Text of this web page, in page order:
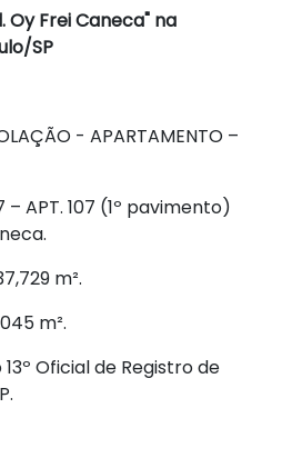
Frei Caneca" na
SP
- APARTAMENTO –
– APT. 107 (1º pavimento)
m².
m².
Oficial de Registro de